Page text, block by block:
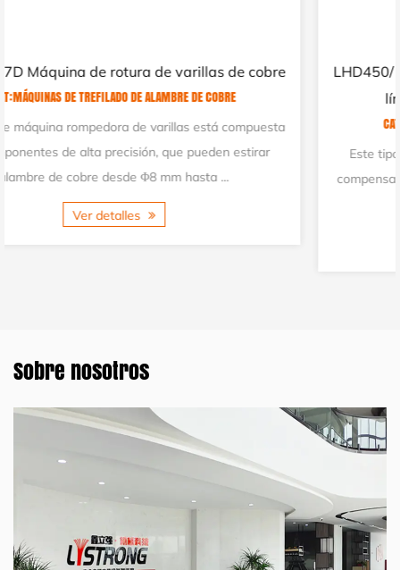
LHD450/13DT-CU Máquina de rotura de varillas
línea recta con máquina de recocido
CAT:MÁQUINAS DE TREFILADO DE ALAMBRE DE COBRE
Este tipo de máquina se compone de un dispositivo de
compensación, un dispositivo de trefilado, un dispositivo
recocido horizontal, un dispositivo ...
Sobre nosotros